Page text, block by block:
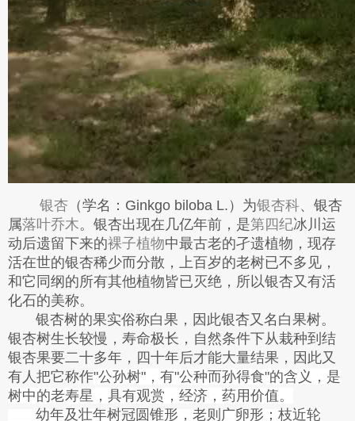
银杏 （学名： Ginkgo biloba L.）为银杏科、银杏
属落叶乔木。银杏出现在几亿年前，是第四纪冰川运
动后遗留下来的裸子植物中最古老的孑遗植物，现存
活在世的银杏稀少而分散，上百岁的老树已不多见，
和它同纲的所有其他植物皆已灭绝，所以银杏又有活
化石的美称。
银杏树的果实俗称白果，因此银杏又名白果树。
银杏树生长较慢，寿命极长，自然条件下从栽种到结
银杏果要二十多年，四十年后才能大量结果，因此又
有人把它称作"公孙树"，有"公种而孙得食"的含义，是
树中的老寿星，具有观赏，经济，药用价值。
幼年及壮年树冠圆锥形，老则广卵形；枝近轮